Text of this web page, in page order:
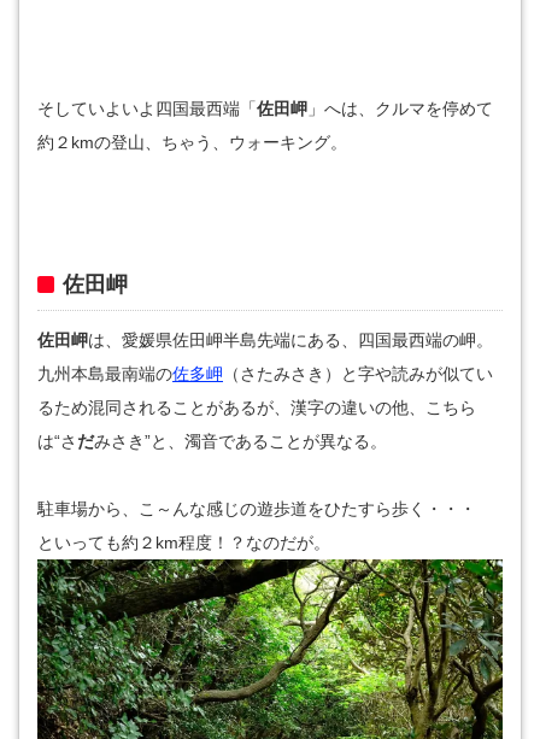
そしていよいよ四国最西端「佐田岬 」へは、クルマを停めて
約２kmの登山、ちゃう、ウォーキング。
佐田岬
佐田岬は、愛媛県佐田岬半島先端にある、四国最西端の岬。
九州本島最南端の佐多岬 （さたみさき）と字や読みが似てい
るため混同されることがあるが、漢字の違いの他、こちら
は“さ だみさき”と、濁音であることが異なる。
駐車場から、こ～んな感じの遊歩道をひたすら歩く・・・
といっても約２km程度！？なのだが。